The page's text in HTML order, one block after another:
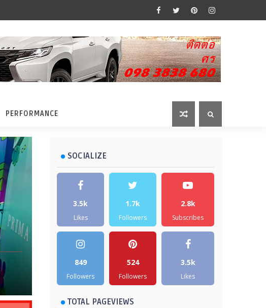
PERFORMANCE
SOCIALIZE
3.5k
Likes
1.7k
Followers
2.8k
Subscribes
849
Followers
524
Followers
3.5k
Likes
TOTAL PAGEVIEWS